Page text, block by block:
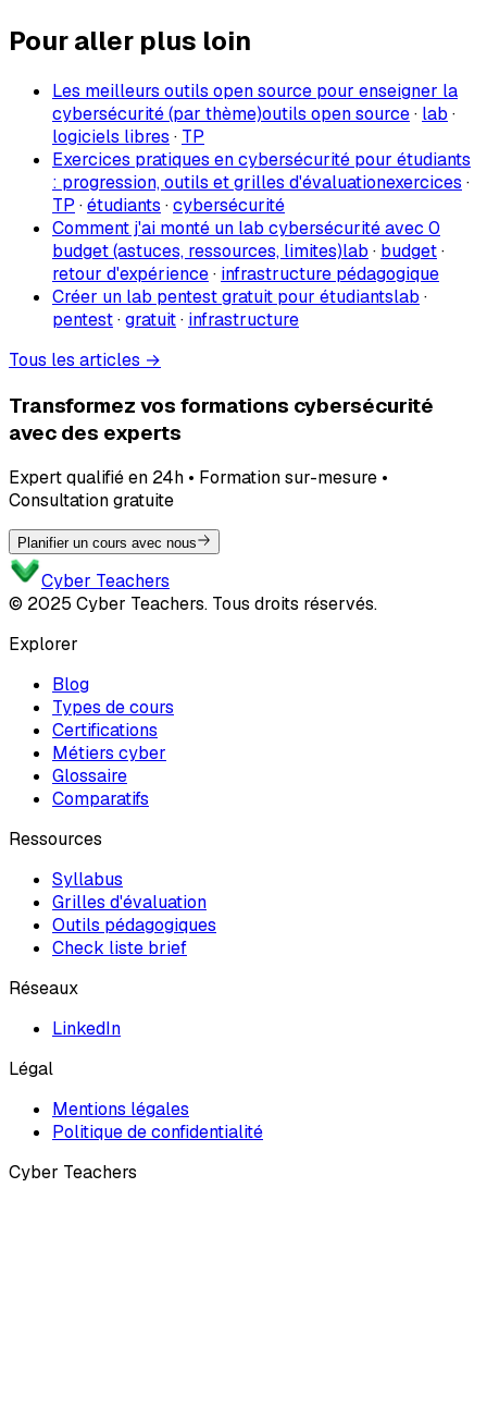
Pour aller plus loin
Les meilleurs outils open source pour enseigner la
cybersécurité (par thème)outils open source· lab ·
logiciels libres · TP
Exercices pratiques en cybersécurité pour étudiants
: progression, outils et grilles d'évaluationexercices ·
TP ·étudiants ·cybersécurité
Comment j'ai monté un lab cybersécurité avec 0
budget (astuces, ressources, limites)lab · budget·
retour d'expérience· infrastructure pédagogique
Créer un lab pentest gratuit pour étudiantslab ·
pentest·gratuit· infrastructure
Tous les articles →
Transformez vos formations cybersécurité
avec des experts
Expert qualifié en 24h • Formation sur-mesure •
Consultation gratuite
Planifier un cours avec nous
Cyber Teachers
© 2025 Cyber Teachers. Tous droits réservés.
Explorer
Blog
Types de cours
Certifications
Métiers cyber
Glossaire
Comparatifs
Ressources
Syllabus
Grilles d'évaluation
Outils pédagogiques
Check liste brief
Réseaux
LinkedIn
Légal
Mentions légales
Politique de confidentialité
Cyber Teachers